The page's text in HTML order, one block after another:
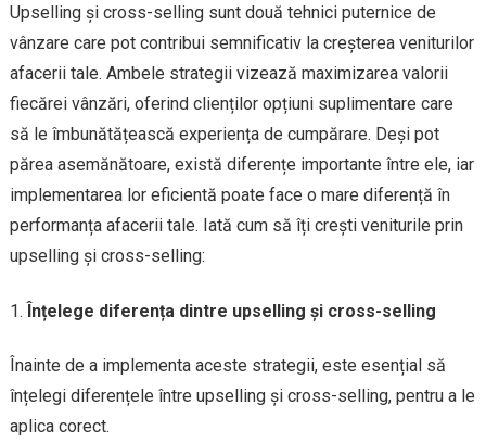
Upselling și cross-selling sunt două tehnici puternice de
vânzare care pot contribui semnificativ la creșterea veniturilor
afacerii tale. Ambele strategii vizează maximizarea valorii
fiecărei vânzări, oferind clienților opțiuni suplimentare care
să le îmbunătățească experiența de cumpărare. Deși pot
părea asemănătoare, există diferențe importante între ele, iar
implementarea lor eficientă poate face o mare diferență în
performanța afacerii tale. Iată cum să îți crești veniturile prin
upselling și cross-selling:
Înțelege diferența dintre upselling și cross-selling
Înainte de a implementa aceste strategii, este esențial să
înțelegi diferențele între upselling și cross-selling, pentru a le
aplica corect.